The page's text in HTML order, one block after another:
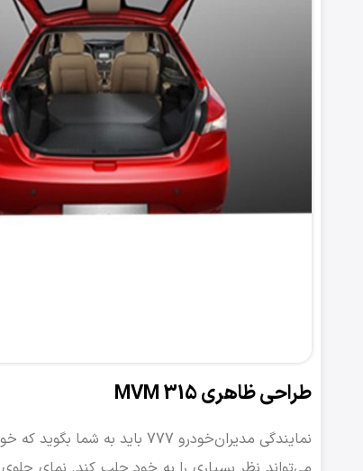
طراحی ظاهری MVM 315